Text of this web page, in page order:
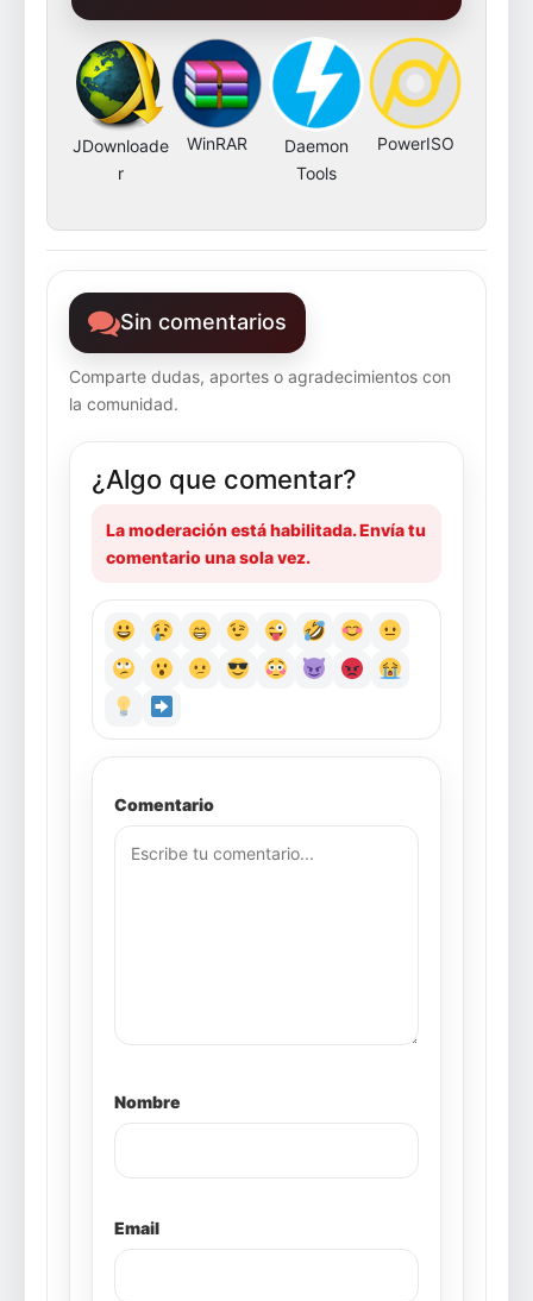
JDownloade
r
WinRAR
Daemon
Tools
PowerISO
Sin comentarios
Comparte dudas, aportes o agradecimientos con
la comunidad.
¿Algo que comentar?
La moderación está habilitada. Envía tu
comentario una sola vez.
Comentario
Nombre
Email